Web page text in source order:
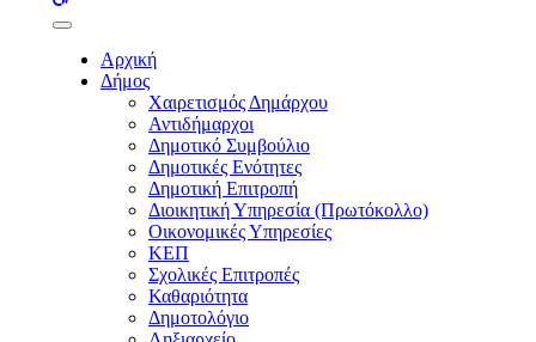
buttons
Αρχική
Δήμος
Χαιρετισμός Δημάρχου
Αντιδήμαρχοι
Δημοτικό Συμβούλιο
Δημοτικές Ενότητες
Δημοτική Επιτροπή
Διοικητική Υπηρεσία (Πρωτόκολλο)
Οικονομικές Υπηρεσίες
ΚΕΠ
Σχολικές Επιτροπές
Καθαριότητα
Δημοτολόγιο